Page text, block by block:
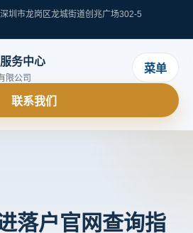
深圳市龙岗区龙城街道创兆广场302-5
务中心
限公司
菜单
联系我们
落户官网查询指